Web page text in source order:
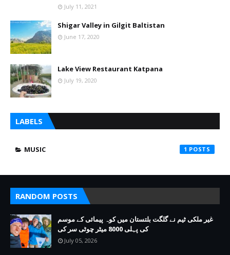
July 11, 2021
Shigar Valley in Gilgit Baltistan
June 17, 2020
Lake View Restaurant Katpana
July 19, 2020
LABELS
MUSIC 1
RANDOM POSTS
غیر ملکی ٹیم نے گلگت بلتستان میں کوہ پیمائی کے موسم
کی پہلی 8000 میٹر چوٹی سر کی
July 05, 2026